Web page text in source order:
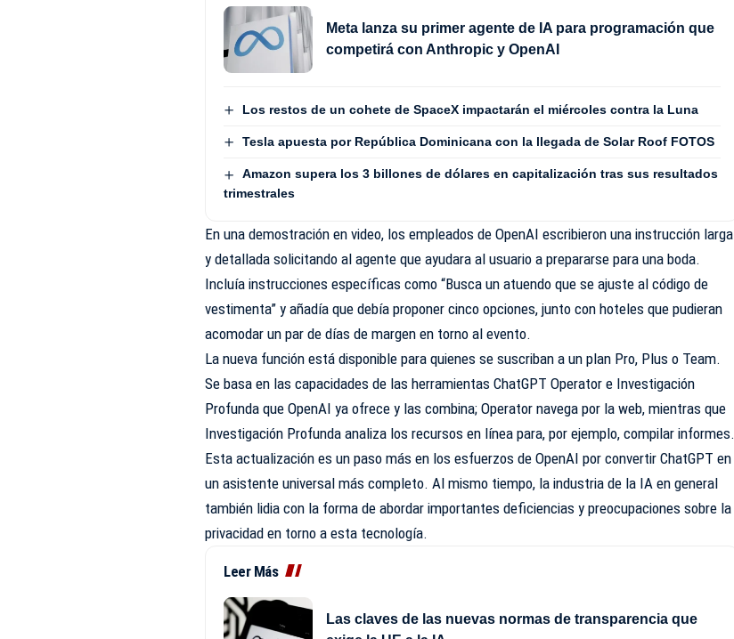
Meta lanza su primer agente de IA para programación que
competirá con Anthropic y OpenAI
Los restos de un cohete de SpaceX impactarán el miércoles contra la Luna
Tesla apuesta por República Dominicana con la llegada de Solar Roof FOTOS
Amazon supera los 3 billones de dólares en capitalización tras sus resultados
trimestrales
En una demostración en video, los empleados de OpenAI escribieron una instrucción larga
y detallada solicitando al agente que ayudara al usuario a prepararse para una boda.
Incluía instrucciones específicas como “Busca un atuendo que se ajuste al código de
vestimenta” y añadía que debía proponer cinco opciones, junto con hoteles que pudieran
acomodar un par de días de margen en torno al evento.
La nueva función está disponible para quienes se suscriban a un plan Pro, Plus o Team.
Se basa en las capacidades de las herramientas ChatGPT Operator e Investigación
Profunda que OpenAI ya ofrece y las combina; Operator navega por la web, mientras que
Investigación Profunda analiza los recursos en línea para, por ejemplo, compilar informes.
Esta actualización es un paso más en los esfuerzos de OpenAI por convertir ChatGPT en
un asistente universal más completo. Al mismo tiempo, la industria de la IA en general
también lidia con la forma de abordar importantes deficiencias y preocupaciones sobre la
privacidad en torno a esta tecnología.
Leer Más
Las claves de las nuevas normas de transparencia que